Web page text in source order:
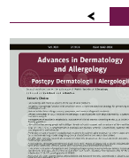
<